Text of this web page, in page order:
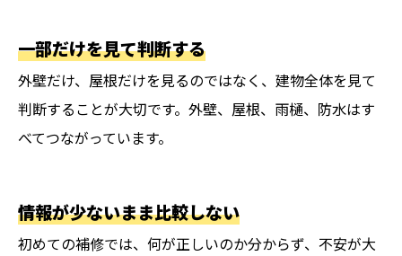
一部だけを見て判断する
外壁だけ、屋根だけを見るのではなく、建物全体を見て
判断することが大切です。外壁、屋根、雨樋、防水はす
べてつながっています。
情報が少ないまま比較しない
初めての補修では、何が正しいのか分からず、不安が大